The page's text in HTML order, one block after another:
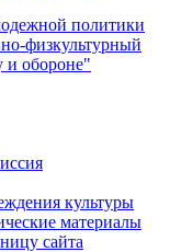
политики
физкультурный
и обороне"
культуры
материалы
сайта